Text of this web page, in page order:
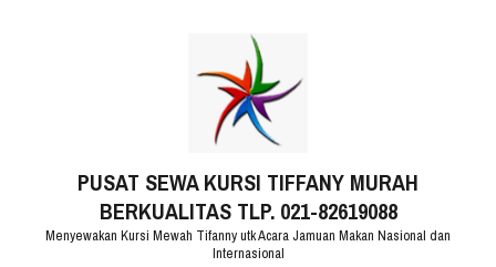
PUSAT SEWA KURSI TIFFANY MURAH
BERKUALITAS TLP. 021-82619088
Menyewakan Kursi Mewah Tifanny utk Acara Jamuan Makan Nasional dan
Internasional